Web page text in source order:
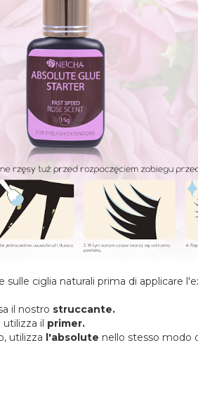
sulle ciglia naturali prima di applicare
il nostro struccante.
utilizza il primer.
utilizza l'absolute nello stesso modo